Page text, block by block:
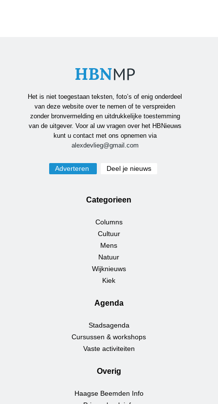
Het is niet toegestaan teksten, foto’s of enig onderdeel
van deze website over te nemen of te verspreiden
zonder bronvermelding en uitdrukkelijke toestemming
van de uitgever. Voor al uw vragen over het HBNieuws
kunt u contact met ons opnemen via
alexdevlieg@gmail.com
Adverteren Deel je nieuws
Categorieen
Columns
Cultuur
Mens
Natuur
Wijknieuws
Kiek
Agenda
Stadsagenda
Cursussen & workshops
Vaste activiteiten
Overig
Haagse Beemden Info